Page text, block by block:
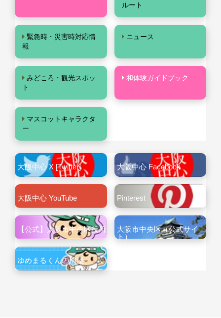
ルート
緊急時・災害時対応情
報
ニュース
みどころ・観光スポッ
ト
和体験ガイドブック
マスコットキャラクタ
ー
大阪中心 X [Twitter] 大阪中心 Facebook
大阪中心 YouTube Pinterest
【公式】大阪市中央区役所
大阪市中央区（公式サイ
ト）
ゆめまるくんの部屋